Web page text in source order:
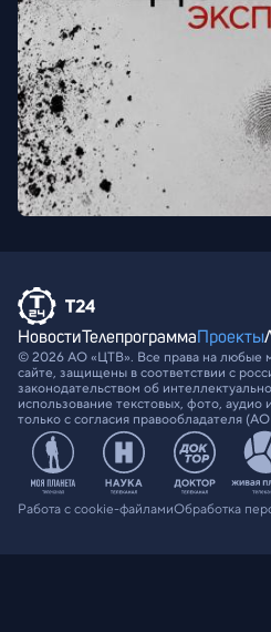
НовостиТелепрограммаПроекты
© 2026 АО «ЦТВ». Все права на любые
сайте, защищены в соответствии с
законодательством об
использование текстовых, фото,
только с согласия правообладателя
Работа с cookie-файламиОбработка